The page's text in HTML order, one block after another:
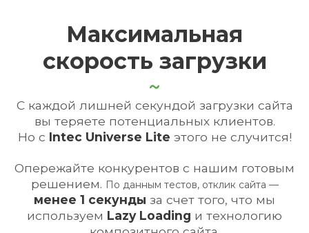
Максимальная
скорость загрузки
С каждой лишней секундой загрузки сайта
вы теряете потенциальных клиентов.
Но с Intec Universe Lite этого не случится!
Опережайте конкурентов с нашим готовым
решением. По данным тестов, отклик сайта —
менее 1 секунды за счет того, что мы
используем Lazy Loading и технологию